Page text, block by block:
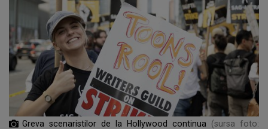
Greva scenaristilor de la Hollywood continua
(sursa foto: